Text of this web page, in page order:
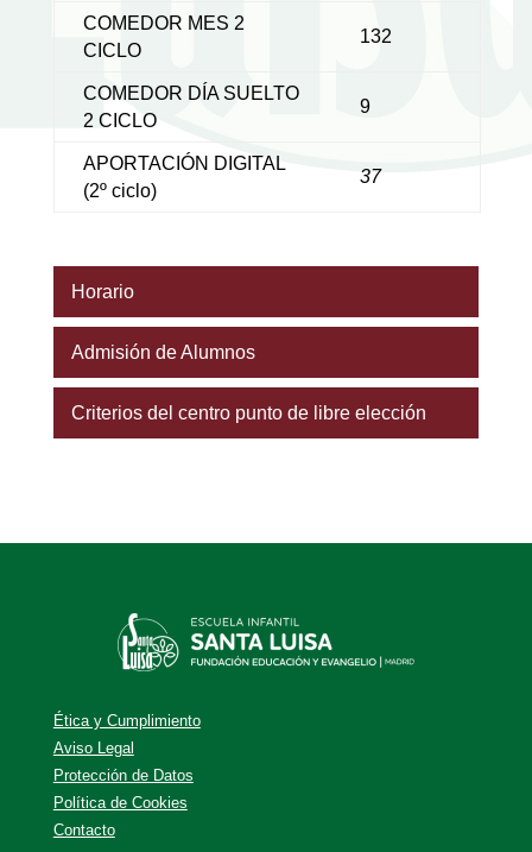
COMEDOR MES 2
CICLO
132
COMEDOR DÍA SUELTO
2 CICLO
9
APORTACIÓN DIGITAL
(2º ciclo)
37
Horario
Admisión de Alumnos
Criterios del centro punto de libre elección
Ética y Cumplimiento
Aviso Legal
Protección de Datos
Política de Cookies
Contacto